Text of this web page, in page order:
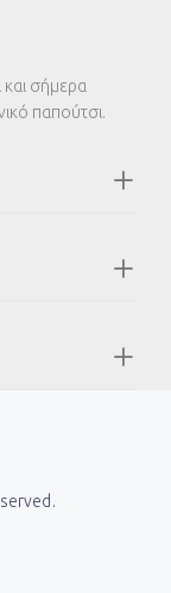
και σήμερα
παπούτσι.